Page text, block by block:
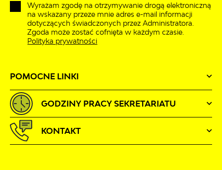
POMOCNE LINKI
Wyrażam zgodę na otrzymywanie drogą elektroniczną
na wskazany przeze mnie adres e-mail informacji
dotyczących świadczonych przez Administratora.
Zgoda może zostać cofnięta w każdym czasie.
Polityka prywatności
GODZINY PRACY SEKRETARIATU
KONTAKT